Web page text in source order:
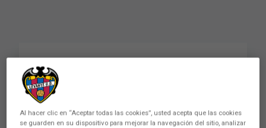
Velocidad punta:
Fabrício #futbol
Al hacer clic en “Aceptar todas las cookies”, usted acepta que las cookies
se guarden en su dispositivo para mejorar la navegación del sitio, analizar